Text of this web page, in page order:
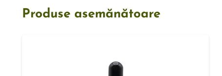
Produse asemănătoare